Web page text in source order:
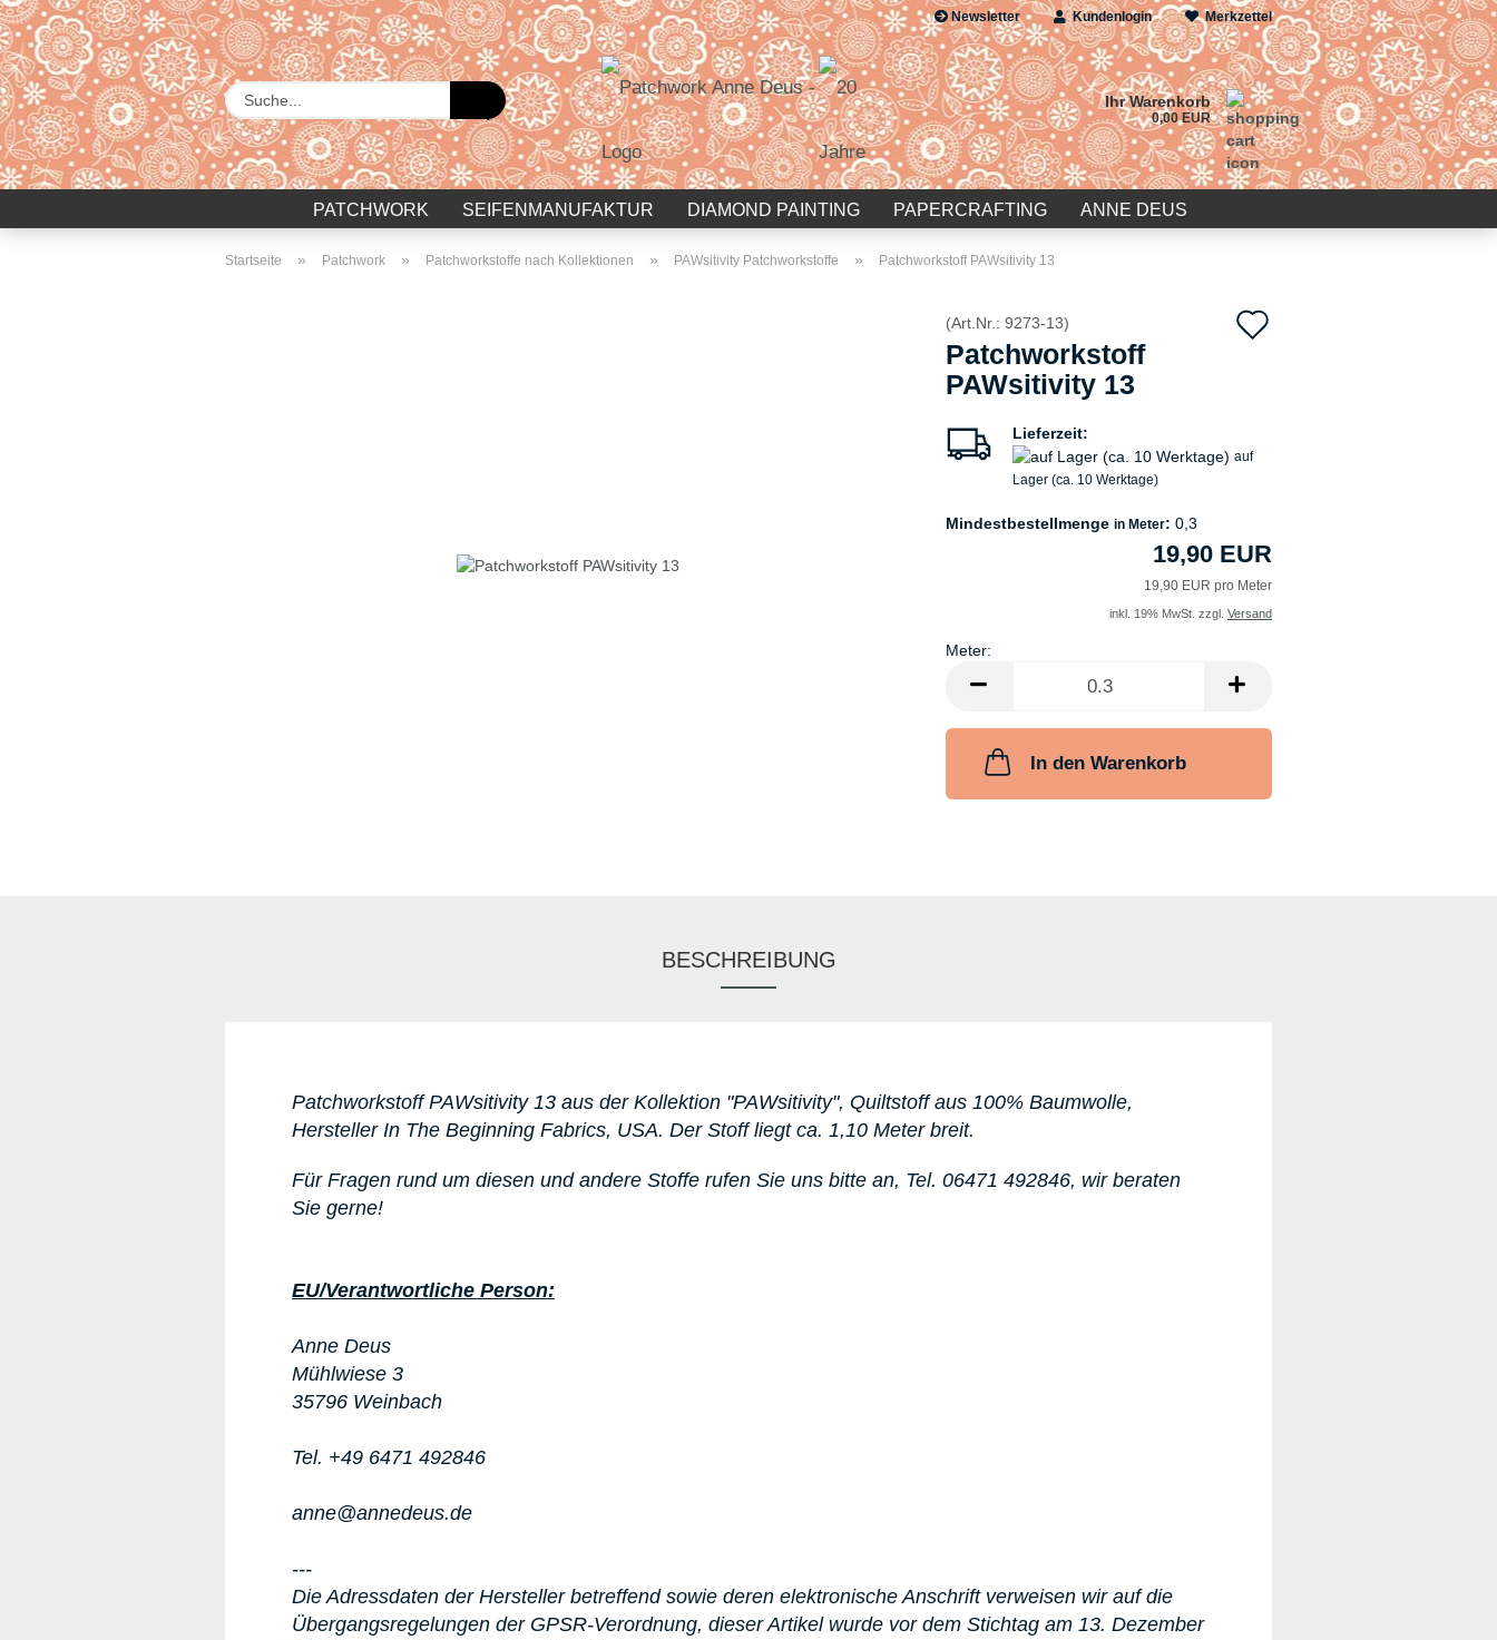
Newsletter Kundenlogin
E-Mail
Passwort
Konto erstellen
Passwort vergessen?
Merkzettel
Suche...
Ihr Warenkorb
0,00 EUR
PATCHWORK SEIFENMANUFAKTUR DIAMOND PAINTING PAPERCRAFTING ANNE DEUS
Startseite » Patchwork » Patchworkstoffe nach Kollektionen » PAWsitivity Patchworkstoffe » Patchworkstoff PAWsitivity 13
(Art.Nr.: 9273-13)
Patchworkstoff
PAWsitivity 13
Lieferzeit:
auf
Lager (ca. 10 Werktage)
Mindestbestellmenge in Meter: 0,3
19,90 EUR
19,90 EUR pro Meter
inkl. 19% MwSt. zzgl. Versand
Meter:
Meter
In den Warenkorb
BESCHREIBUNG
Patchworkstoff PAWsitivity 13 aus der Kollektion "PAWsitivity", Quiltstoff aus 100% Baumwolle,
Hersteller In The Beginning Fabrics, USA. Der Stoff liegt ca. 1,10 Meter breit.
Für Fragen rund um diesen und andere Stoffe rufen Sie uns bitte an, Tel. 06471 492846, wir beraten
Sie gerne!
EU/Verantwortliche Person:
Anne Deus
Mühlwiese 3
35796 Weinbach
Tel. +49 6471 492846
anne@annedeus.de
---
Die Adressdaten der Hersteller betreffend sowie deren elektronische Anschrift verweisen wir auf die
Übergangsregelungen der GPSR-Verordnung, dieser Artikel wurde vor dem Stichtag am 13. Dezember